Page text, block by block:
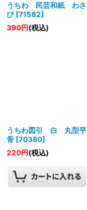
うちわ 民芸和紙 わさ
び [71582]
390円(税込)
うちわ図引 白 丸型平
骨 [70380]
220円(税込)